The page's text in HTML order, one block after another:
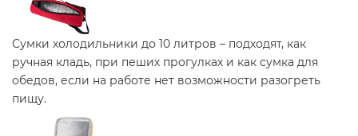
Сумки холодильники до 10 литров – подходят, как
ручная кладь, при пеших прогулках и как сумка для
обедов, если на работе нет возможности разогреть
пищу.